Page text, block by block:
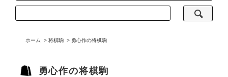
ホーム > 将棋駒 > 勇心作の将棋駒
勇心作の将棋駒